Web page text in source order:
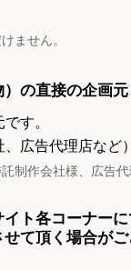
ません。
の直接の企画
す。
広告代理店など
制作会社様、広告
ト各コーナー
て頂く場合がご